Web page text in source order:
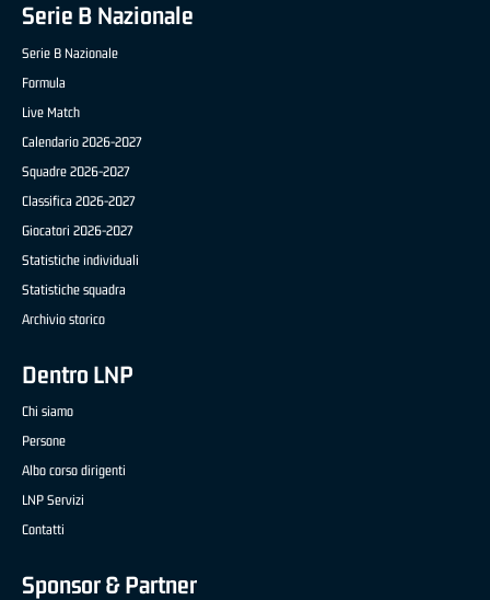
Serie B Nazionale
Serie B Nazionale
Formula
Live Match
Calendario 2026-2027
Squadre 2026-2027
Classifica 2026-2027
Giocatori 2026-2027
Statistiche individuali
Statistiche squadra
Archivio storico
Dentro LNP
Chi siamo
Persone
Albo corso dirigenti
LNP Servizi
Contatti
Sponsor & Partner